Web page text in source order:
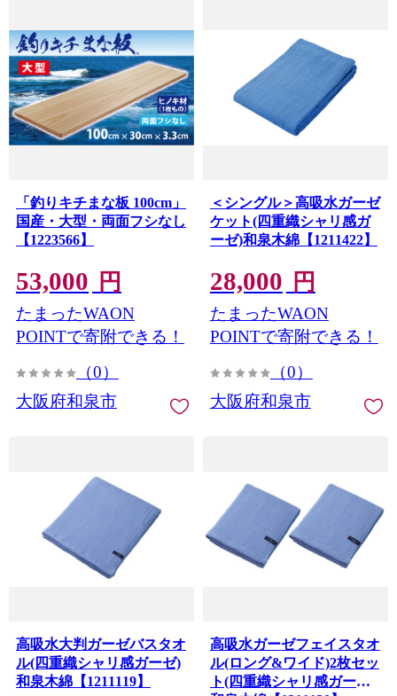
「釣りキチまな板 100cm」
国産・大型・両面フシなし
【1223566】
53,000 円
たまったWAON
POINTで寄附できる！
（0）
大阪府和泉市
＜シングル＞高吸水ガーゼ
ケット(四重織シャリ感ガ
ーゼ)和泉木綿【1211422】
28,000 円
たまったWAON
POINTで寄附できる！
（0）
大阪府和泉市
高吸水大判ガーゼバスタオ
ル(四重織シャリ感ガーゼ)
和泉木綿【1211119】
高吸水ガーゼフェイスタオ
ル(ロング&ワイド)2枚セッ
ト(四重織シャリ感ガーゼ)